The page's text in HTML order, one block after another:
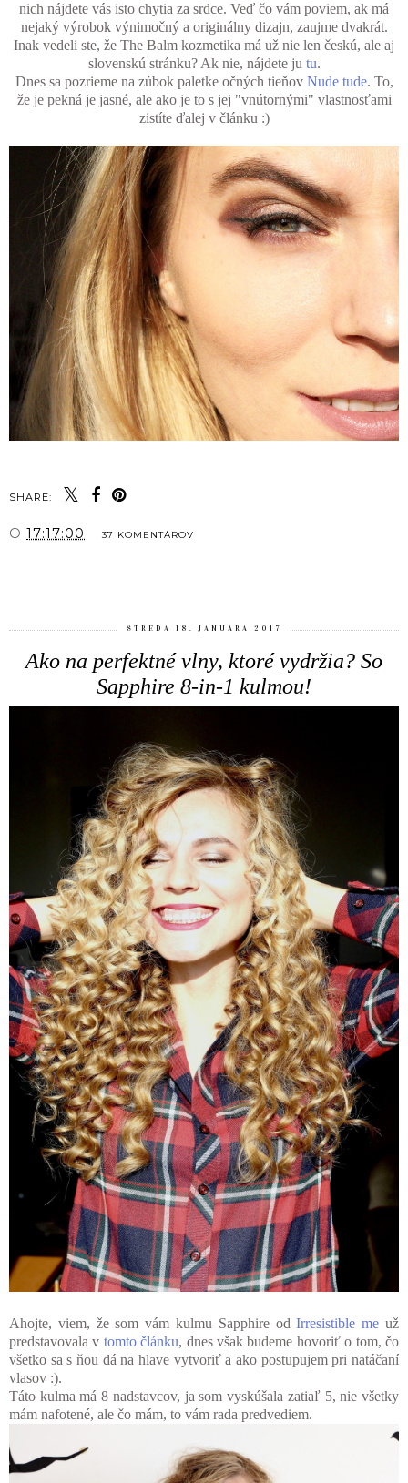
nich nájdete vás isto chytia za srdce. Veď čo vám poviem, ak má
nejaký výrobok výnimočný a originálny dizajn, zaujme dvakrát.
Inak vedeli ste, že The Balm kozmetika má už nie len českú, ale aj
slovenskú stránku? Ak nie, nájdete ju tu.
Dnes sa pozrieme na zúbok paletke očných tieňov Nude tude. To,
že je pekná je jasné, ale ako je to s jej "vnútornými" vlastnosťami
zistíte ďalej v článku :)
SHARE:
O 17:17:00 37 KOMENTÁROV
STREDA 18. JANUÁRA 2017
Ako na perfektné vlny, ktoré vydržia? So
Sapphire 8-in-1 kulmou!
Ahojte, viem, že som vám kulmu Sapphire odIrresistible me už
predstavovala v tomto článku, dnes však budeme hovoriť o tom, čo
všetko sa s ňou dá na hlave vytvoriť a ako postupujem pri natáčaní
vlasov :).
Táto kulma má 8 nadstavcov, ja som vyskúšala zatiaľ 5, nie všetky
mám nafotené, ale čo mám, to vám rada predvediem.